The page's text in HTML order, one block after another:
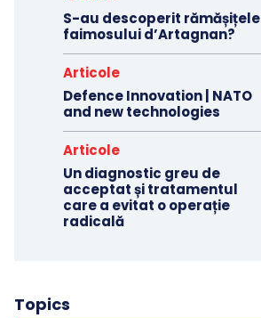
S-au descoperit rămășițele
faimosului d’Artagnan?
Articole
Defence Innovation | NATO
and new technologies
Articole
Un diagnostic greu de
acceptat și tratamentul
care a evitat o operație
radicală
Topics